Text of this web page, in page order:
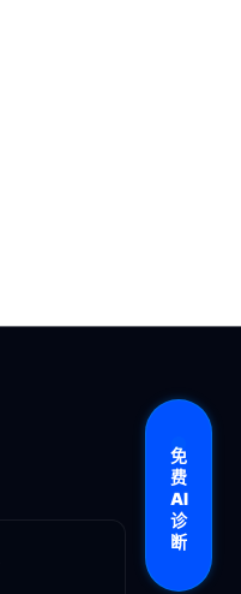
免
费
AI
诊
断